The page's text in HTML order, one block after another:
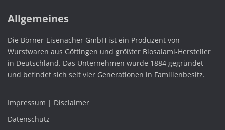
Allgemeines
Die Börner-Eisenacher GmbH ist ein Produzent von
Wurstwaren aus Göttingen und größter Biosalami-Hersteller
in Deutschland. Das Unternehmen wurde 1884 gegründet
und befindet sich seit vier Generationen in Familienbesitz.
Impressum | Disclaimer
Datenschutz